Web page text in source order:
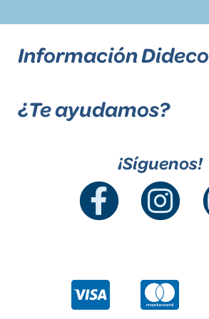
Información Dideco
¿Te ayudamos?
¡Síguenos!